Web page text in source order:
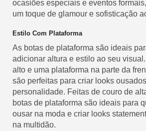
ocasiões especiais e eventos
um toque de glamour e sofisticação
Estilo Com Plataforma
As botas de plataforma são ideais
adicionar altura e estilo ao seu
alto e uma plataforma na parte da
são perfeitas para criar looks
personalidade. Feitas de couro de
botas de plataforma são ideais para
ousar na moda e criar looks
na multidão.